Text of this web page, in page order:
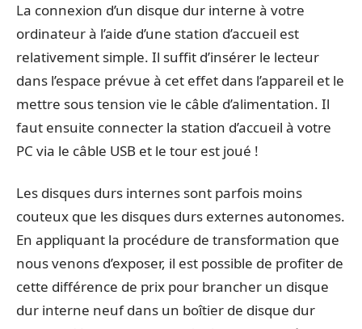
La connexion d’un disque dur interne à votre
ordinateur à l’aide d’une station d’accueil est
relativement simple. Il suffit d’insérer le lecteur
dans l’espace prévue à cet effet dans l’appareil et le
mettre sous tension vie le câble d’alimentation. Il
faut ensuite connecter la station d’accueil à votre
PC via le câble USB et le tour est joué !
Les disques durs internes sont parfois moins
couteux que les disques durs externes autonomes.
En appliquant la procédure de transformation que
nous venons d’exposer, il est possible de profiter de
cette différence de prix pour brancher un disque
dur interne neuf dans un boîtier de disque dur